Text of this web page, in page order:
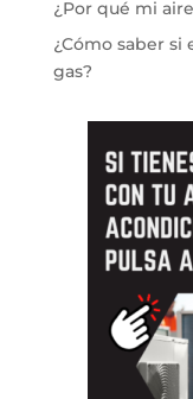
¿Por qué mi
¿Cómo saber
gas?